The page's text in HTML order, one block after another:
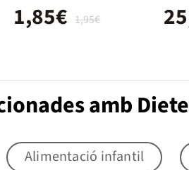
1,95€
1,85€
amb
Alimentació infantil